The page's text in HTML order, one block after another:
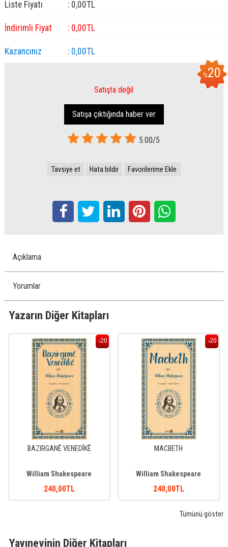
Liste Fiyatı : 0,00TL
İndirimli Fiyat : 0,00TL
Kazancınız : 0,00TL
%20
Satışta değil
Satışa çıktığında haber ver
5.00/5
Tavsiye et Hata bildir Favorilerime Ekle
Açıklama
Yorumlar
Yazarın Diğer Kitapları
%20
BAZIRGANÊ VENEDÎKÊ
William Shakespeare
240,00TL
%20
MACBETH
William Shakespeare
240,00TL
Tümünü göster
Yayınevinin Diğer Kitapları